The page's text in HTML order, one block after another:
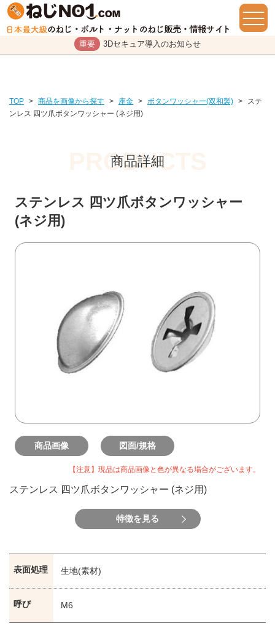
重要 3Dセキュア導入のお知らせ
TOP > 商品を画像から探す > 座金 > ボタンワッシャー(双和製) >
ステ
ンレス 四ツ爪ボタンワッシャー (ネジ用)
商品詳細
ステンレス 四ツ爪ボタンワッシャー
(ネジ用)
商品画像 図面/規格
【注意】現品は商品画像と色が異なる場合がございます。
ステンレス 四ツ爪ボタンワッシャー (ネジ用)
特徴を見る
表面処理 生地(素材)
呼び M6